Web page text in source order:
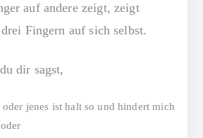
auf andere zeigt, zeigt
Fingern auf sich selbst.
dir sagst,
jenes ist halt so und hindert mich